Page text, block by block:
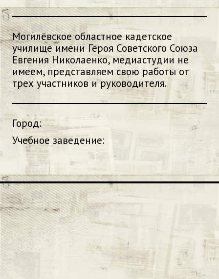
Могилёвское областное кадетское
училище имени Героя Советского Союза
Евгения Николаенко, медиастудии не
имеем, представляем свою работы от
трех участников и руководителя.
Город:
Учебное заведение: